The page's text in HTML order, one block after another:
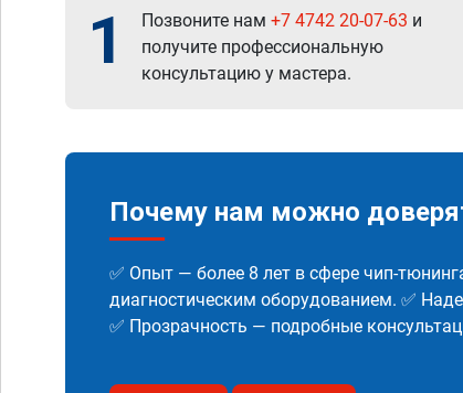
1 Позвоните нам +7 4742 20-07-63 и
получите профессиональную
консультацию у мастера.
Почему нам можно
✅ Опыт — более 8 лет в сфере чип-
диагностическим оборудованием. ✅
✅ Прозрачность — подробные